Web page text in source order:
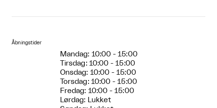
Åbningstider
Mandag: 10:00 - 15:00
Tirsdag: 10:00 - 15:00
Onsdag: 10:00 - 15:00
Torsdag: 10:00 - 15:00
Fredag: 10:00 - 15:00
Lørdag: Lukket